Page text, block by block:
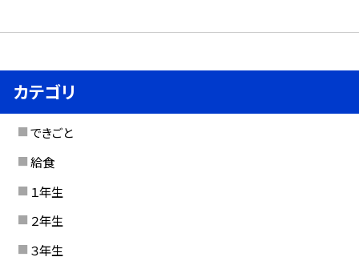
カテゴリ
できごと
給食
１年生
２年生
３年生